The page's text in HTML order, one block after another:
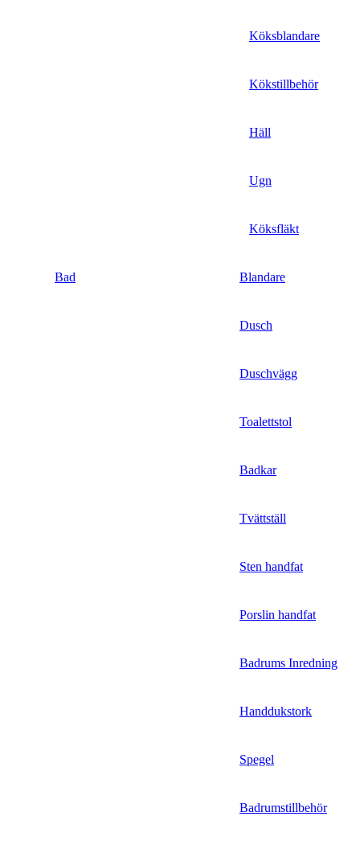
Köksblandare
Kökstillbehör
Häll
Ugn
Köksfläkt
Bad Blandare
Dusch
Duschvägg
Toalettstol
Badkar
Tvättställ
Sten handfat
Porslin handfat
Badrums Inredning
Handdukstork​
Spegel
Badrumstillbehör